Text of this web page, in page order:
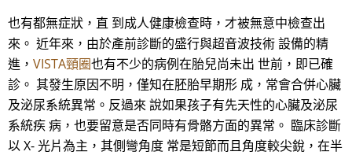
也有都無症狀，直 到成人健康檢查時，才被無意中檢查出
來。 近年來，由於產前診斷的盛行與超音波技術 設備的精
進， VISTA頸圈也有不少的病例在胎兒尚未出 世前，即已確
診。 其發生原因不明，僅知在胚胎早期形 成，常會合併心臟
及泌尿系統異常。反過來 說如果孩子有先天性的心臟及泌尿
系統疾 病，也要留意是否同時有骨骼方面的異常。 臨床診斷
以 X- 光片為主，其側彎角度 常是短節而且角度較尖銳，在半